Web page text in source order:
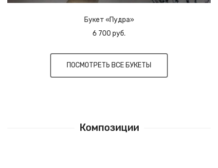
Букет «Пудра»
6 700 руб.
ПОСМОТРЕТЬ ВСЕ БУКЕТЫ
Композиции